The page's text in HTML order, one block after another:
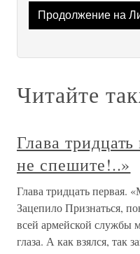
Продолжение на
Читайте
Глава
не спешите!..»
Глава тридцать первая.
Зацепило Признаться,
всей армейской службы
глаза. А как взялся, так